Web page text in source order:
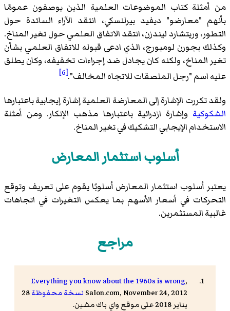
من أمثلة كتاب الموضوعات العلمية الذين يوصفون عمومًا
بأنهم "معارضو" ديفيد بيرلنسكي، انتقد الآراء السائدة حول
التطور، وريتشارد ليندزن، انتقد الاتفاق العلمي حول تغير المناخ.
وكذلك بجورن لومبورج، الذي ادعى قبوله للاتفاق العلمي بشأن
تغير المناخ، ولكنه كان يجادل ضد إجراءات تخفيفه، وكان يطلق
عليه اسم "رجل الملصقات للاتجاه المخالف".[6]
ولقد تكررت الإشارة إلى المعارضة العلمية إشارة إيجابية باعتبارها
الشكوكية وإشارة ازدرائية باعتبارها مذهب الإنكار. ومن أمثلة
الاستخدام الإيجابي التشكيك في تغير المناخ.
أسلوب استثمار المعارض
يعتبر أسلوب استثمار المعارض أسلوبًا يقوم على تعريف وتوقع
التحركات في أسعار الأسهم بما يعكس التغيرات في اتجاهات
غالبية المستثمرين.
مراجع
Everything you know about the 1960s is wrong,
Salon.com, November 24, 2012 نسخة محفوظة28
يناير 2018 على موقع واي باك مشين.